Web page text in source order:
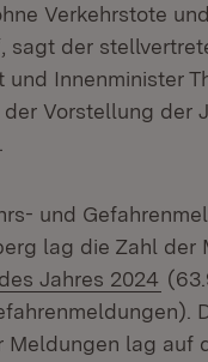
Verkehrstote und
sagt der
und Innenminister
Vorstellung der
und
lag die Zahl der
Jahres 2024
Meldungen lag auf